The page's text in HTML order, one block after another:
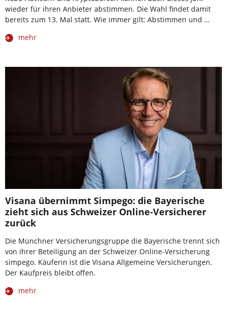
wieder für ihren Anbieter abstimmen. Die Wahl findet damit
bereits zum 13. Mal statt. Wie immer gilt: Abstimmen und …
mehr
Visana übernimmt Simpego: die Bayerische
zieht sich aus Schweizer Online-Versicherer
zurück
Die Münchner Versicherungsgruppe die Bayerische trennt sich
von ihrer Beteiligung an der Schweizer Online-Versicherung
simpego. Käuferin ist die Visana Allgemeine Versicherungen.
Der Kaufpreis bleibt offen.
mehr